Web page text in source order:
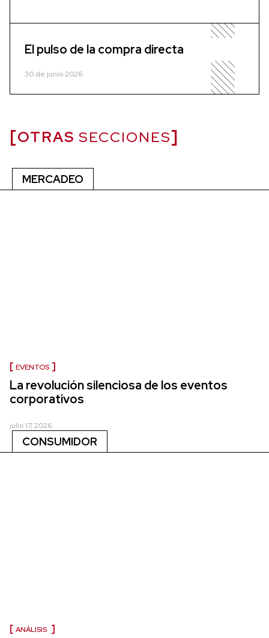
El pulso de la compra directa
30 de junio 2026
OTRAS SECCIONES
MERCADEO
EVENTOS
La revolución silenciosa de los eventos
corporativos
julio 17, 2026
CONSUMIDOR
ANÁLISIS